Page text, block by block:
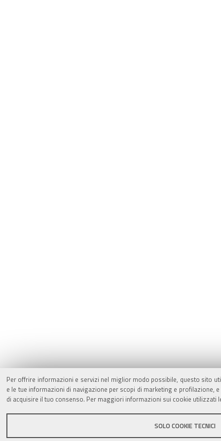
Per offrire informazioni e servizi nel miglior modo possibile, questo sito
e le tue informazioni di navigazione per scopi di marketing e
di acquisire il tuo consenso. Per maggiori informazioni sui cookie utilizzati
SOLO COOKIE TECNICI